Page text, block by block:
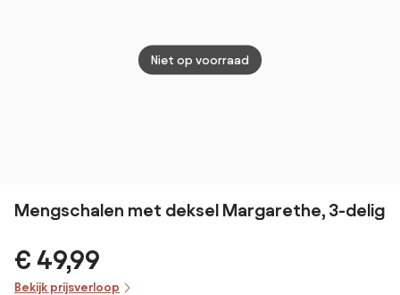
Niet op voorraad
Mengschalen met deksel Margarethe, 3-delig
€ 49,99
Bekijk prijsverloop